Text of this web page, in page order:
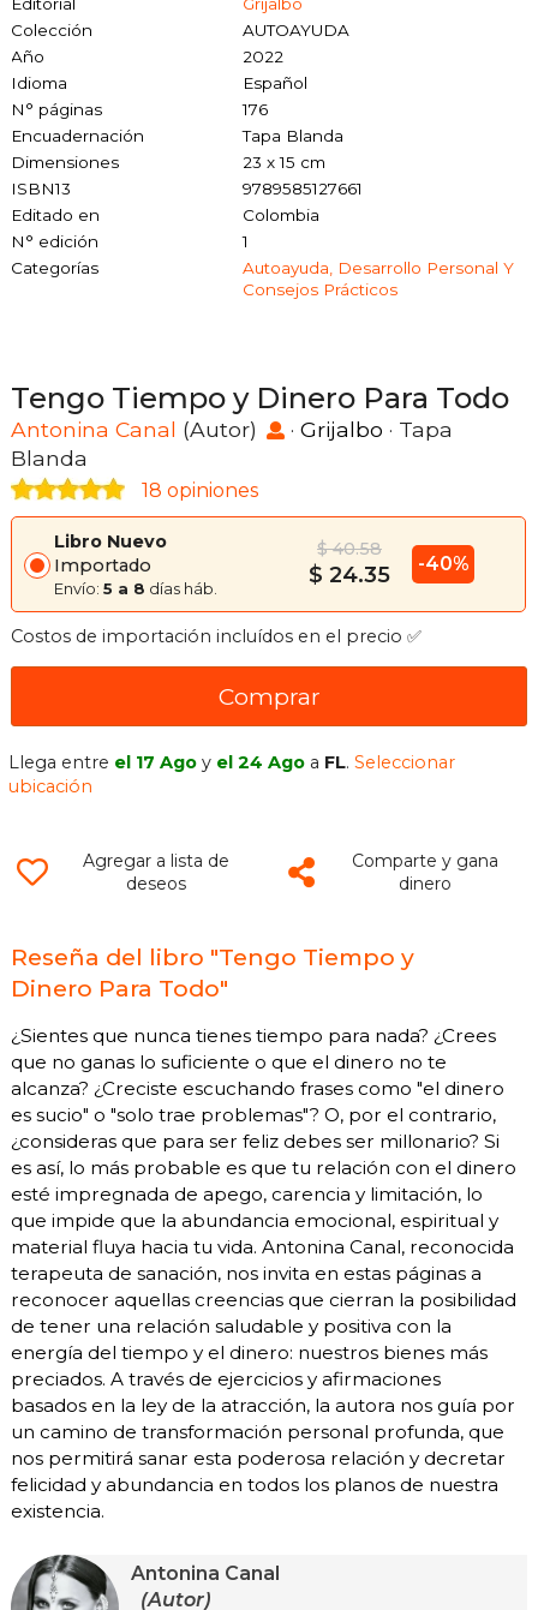
Colección
AUTOAYUDA
Año
2022
Idioma
Español
N° páginas
176
Encuadernación
Tapa Blanda
Dimensiones
23 x 15 cm
ISBN13
9789585127661
Editado en
Colombia
N° edición
1
Categorías
Autoayuda, Desarrollo Personal Y
Consejos Prácticos
Tengo Tiempo y Dinero Para Todo
Antonina Canal (Autor) · Grijalbo · Tapa
Blanda
18 opiniones
Libro Nuevo
Importado
Envío: 5 a 8 días háb.
$ 40.58
$ 24.35 -40%
Costos de importación incluídos en el precio ✅
Comprar
Llega entre el 17 Ago y el 24 Ago a FL.Seleccionar
ubicación
Agregar a lista de
deseos
Comparte y gana
dinero
Reseña del libro "Tengo Tiempo y
Dinero Para Todo"
¿Sientes que nunca tienes tiempo para nada? ¿Crees
que no ganas lo suficiente o que el dinero no te
alcanza? ¿Creciste escuchando frases como "el dinero
es sucio" o "solo trae problemas"? O, por el contrario,
¿consideras que para ser feliz debes ser millonario? Si
es así, lo más probable es que tu relación con el dinero
esté impregnada de apego, carencia y limitación, lo
que impide que la abundancia emocional, espiritual y
material fluya hacia tu vida. Antonina Canal, reconocida
terapeuta de sanación, nos invita en estas páginas a
reconocer aquellas creencias que cierran la posibilidad
de tener una relación saludable y positiva con la
energía del tiempo y el dinero: nuestros bienes más
preciados. A través de ejercicios y afirmaciones
basados en la ley de la atracción, la autora nos guía por
un camino de transformación personal profunda, que
nos permitirá sanar esta poderosa relación y decretar
felicidad y abundancia en todos los planos de nuestra
existencia.
Antonina Canal
(Autor)